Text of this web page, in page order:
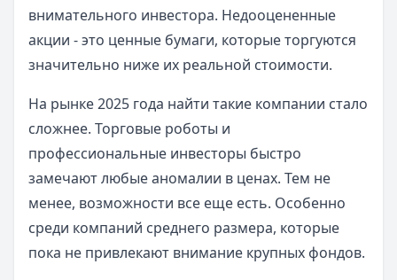
внимательного инвестора. Недооцененные
акции - это ценные бумаги, которые торгуются
значительно ниже их реальной стоимости.
На рынке 2025 года найти такие компании стало
сложнее. Торговые роботы и
профессиональные инвесторы быстро
замечают любые аномалии в ценах. Тем не
менее, возможности все еще есть. Особенно
среди компаний среднего размера, которые
пока не привлекают внимание крупных фондов.